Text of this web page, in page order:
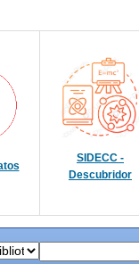
SIDECC -
Descubridor